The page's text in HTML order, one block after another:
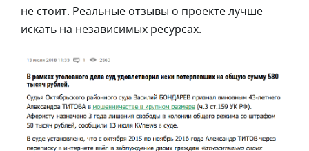
не стоит. Реальные отзывы о проекте лучше
искать на независимых ресурсах.